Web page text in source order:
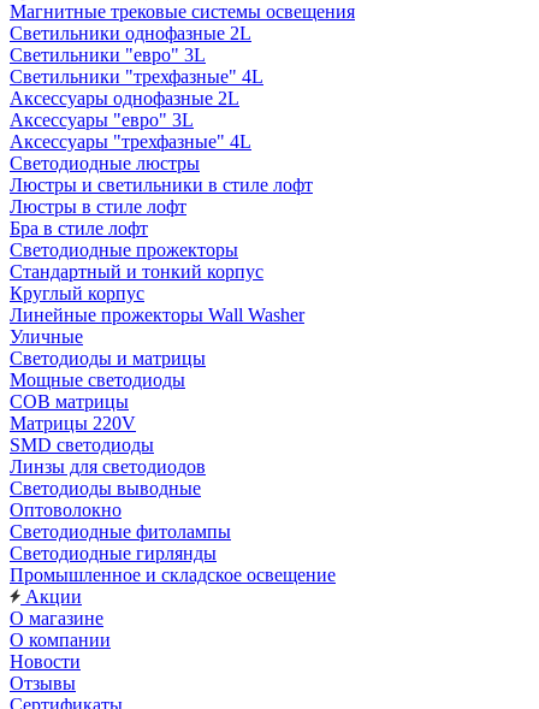
Магнитные трековые системы освещения
Светильники однофазные 2L
Светильники "евро" 3L
Светильники "трехфазные" 4L
Аксессуары однофазные 2L
Аксессуары "евро" 3L
Аксессуары "трехфазные" 4L
Светодиодные люстры
Люстры и светильники в стиле лофт
Люстры в стиле лофт
Бра в стиле лофт
Светодиодные прожекторы
Стандартный и тонкий корпус
Круглый корпус
Линейные прожекторы Wall Washer
Уличные
Светодиоды и матрицы
Мощные светодиоды
COB матрицы
Матрицы 220V
SMD светодиоды
Линзы для светодиодов
Светодиоды выводные
Оптоволокно
Светодиодные фитолампы
Светодиодные гирлянды
Промышленное и складское освещение
Акции
О магазине
О компании
Новости
Отзывы
Сертификаты